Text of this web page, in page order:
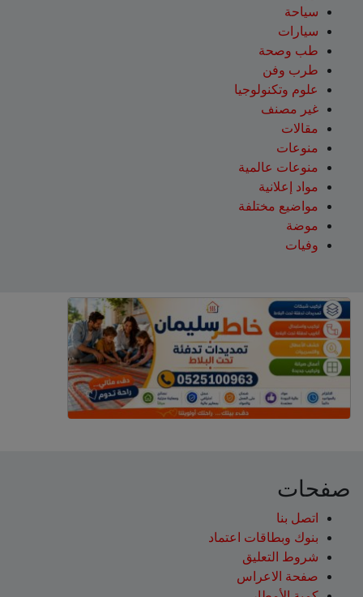
سياحة
سيارات
طب وصحة
طرب وفن
علوم وتكنولوجيا
غير مصنف
مقالات
منوعات
منوعات عالمية
مواد إعلانية
مواضيع مختلفة
موضة
وفيات
صفحات
اتصل بنا
بنوك وبطاقات اعتماد
شروط التعليق‎
صفحة الاعراس